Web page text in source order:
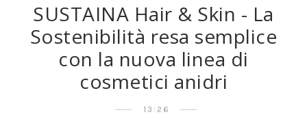
SUSTAINA Hair & Skin - La
Sostenibilità resa semplice
con la nuova linea di
cosmetici anidri
13:26